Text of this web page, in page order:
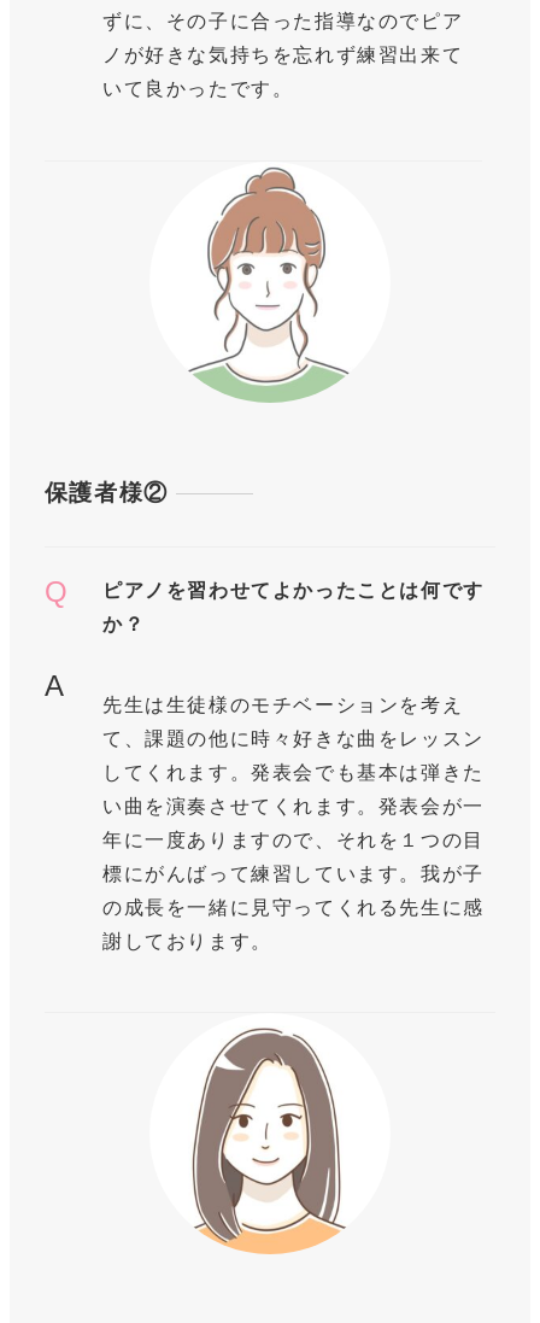
ずに、その子に合った指導なのでピア
ノが好きな気持ちを忘れず練習出来て
いて良かったです。
保護者様②
Q
ピアノを習わせてよかったことは何です
か？
A
先生は生徒様のモチベーションを考え
て、課題の他に時々好きな曲をレッスン
してくれます。発表会でも基本は弾きた
い曲を演奏させてくれます。発表会が一
年に一度ありますので、それを１つの目
標にがんばって練習しています。我が子
の成長を一緒に見守ってくれる先生に感
謝しております。